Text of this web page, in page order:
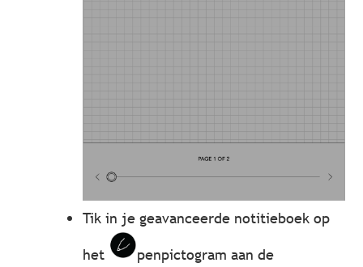
Tik in je geavanceerde notitieboek op
het
penpictogram aan de